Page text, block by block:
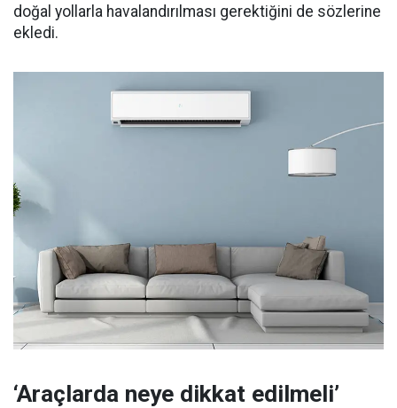
doğal yollarla havalandırılması gerektiğini de sözlerine
ekledi.
‘Araçlarda neye dikkat edilmeli’